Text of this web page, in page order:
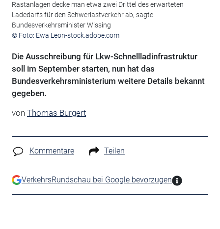
Rastanlagen decke man etwa zwei Drittel des erwarteten
Ladedarfs für den Schwerlastverkehr ab, sagte
Bundesverkehrsminister Wissing
© Foto: Ewa Leon-stock.adobe.com
Die Ausschreibung für Lkw-Schnellladinfrastruktur
soll im September starten, nun hat das
Bundesverkehrsministerium weitere Details bekannt
gegeben.
von Thomas Burgert
Kommentare Teilen
VerkehrsRundschau bei Google bevorzugen